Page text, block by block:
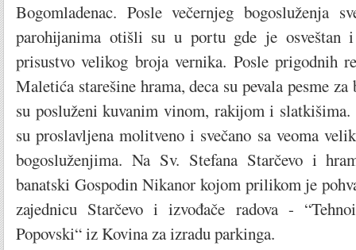
Bogomladenac. Posle večernjeg bogosluženja
parohijanima otišli su u portu gde je osveštan
prisustvo velikog broja vernika. Posle prigodnih
Maletića starešine hrama, deca su pevala pesme
su posluženi kuvanim vinom, rakijom i slatkišima.
su proslavljena molitveno i svečano sa veoma
bogosluženjima. Na Sv. Stefana Starčevo i
banatski Gospodin Nikanor kojom prilikom je
zajednicu Starčevo i izvođače radova -
Popovski“ iz Kovina za izradu parkinga.